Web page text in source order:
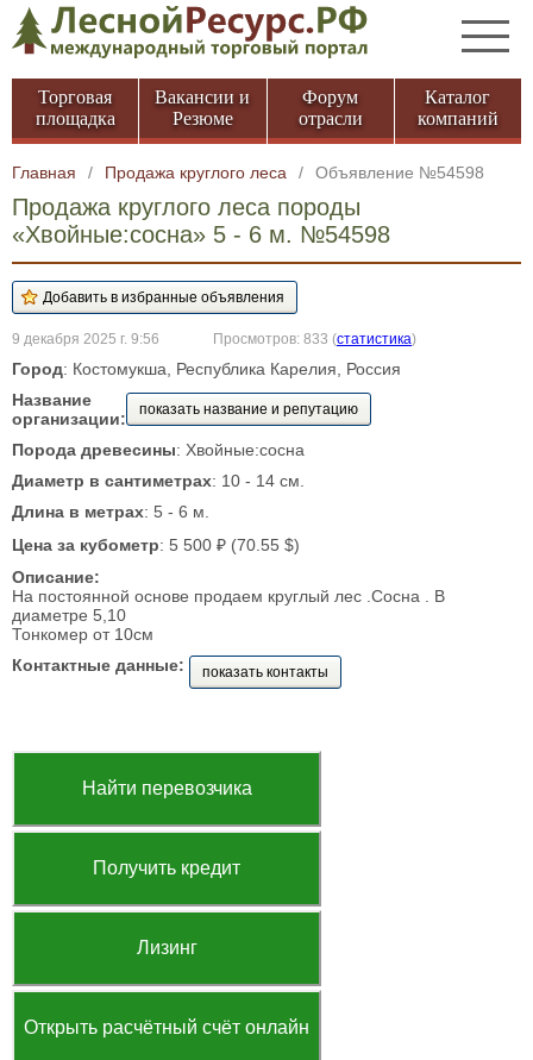
Торговая
площадка
Вакансии и
Резюме
Форум
отрасли
Каталог
компаний
Главная / Продажа круглого леса / Объявление №54598
Продажа круглого леса породы
«Хвойные:сосна» 5 - 6 м. №54598
9 декабря 2025 г. 9:56 Просмотров: 833 (статистика)
Город: Костомукша, Республика Карелия, Россия
Название
организации:
показать название и репутацию
Порода древесины: Хвойные:сосна
Диаметр в сантиметрах: 10 - 14 см.
Длина в метрах: 5 - 6 м.
Цена за кубометр: 5 500 ₽ (70.55 $)
Описание:
На постоянной основе продаем круглый лес .Сосна . В
диаметре 5,10
Тонкомер от 10см
Контактные данные:
показать контакты
Найти перевозчика
Получить кредит
Лизинг
Открыть расчётный счёт онлайн